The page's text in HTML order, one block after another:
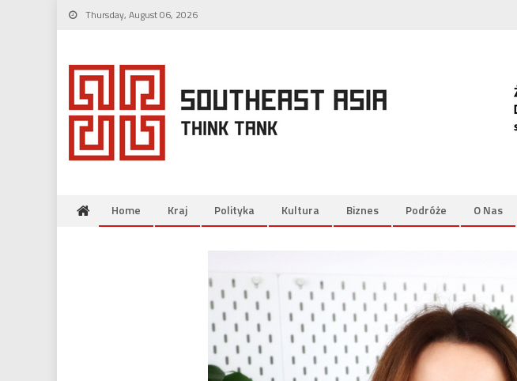
Skip Thursday, August 06, 2026
Home Kraj Polityka Kultura Biznes Podróże O Nas